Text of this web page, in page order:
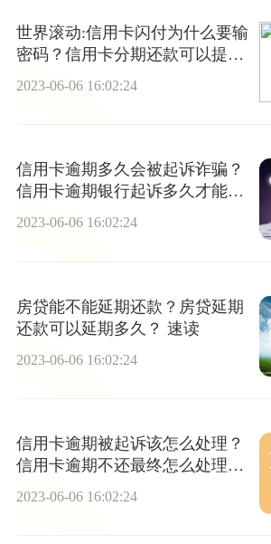
世界滚动:信用卡闪付为什么要输
密码？信用卡分期还款可以提前
2023-06-06 16:02:24
信用卡逾期多久会被起诉诈骗？
信用卡逾期银行起诉多久才能立
案？_世界新视野
2023-06-06 16:02:24
房贷能不能延期还款？房贷延期
还款可以延期多久？ 速读
2023-06-06 16:02:24
信用卡逾期被起诉该怎么处理？
信用卡逾期不还最终怎么处理？-
2023-06-06 16:02:24